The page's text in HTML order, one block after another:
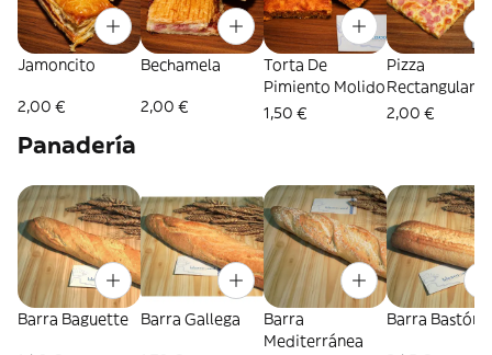
Jamoncito
2,00 €
Bechamela
2,00 €
Torta De
Pimiento Molido
1,50 €
Pizza
Rectangular
2,00 €
Panadería
Barra Baguette Barra Gallega
Barra
Mediterránea
Barra Bastón